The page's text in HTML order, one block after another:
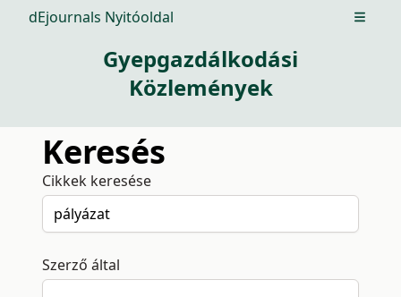
dEjournals Nyitóoldal Open
Gyepgazdálkodási
Közlemények
Keresés
Cikkek keresése
Szerző által